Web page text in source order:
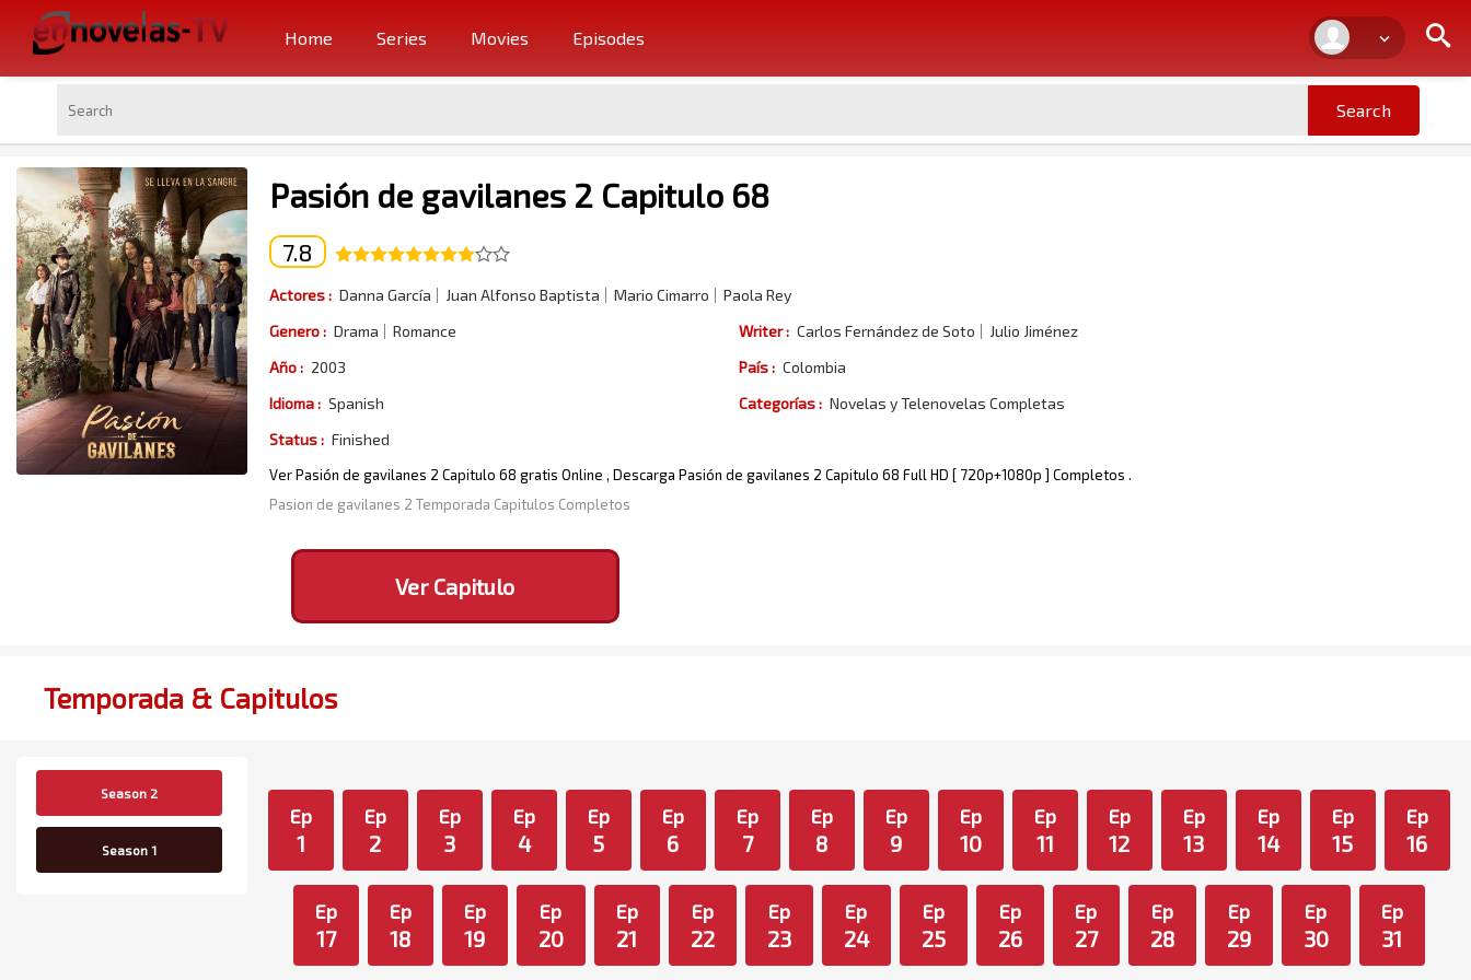
Home Series Movies Episodes
Pasión de gavilanes 2 Capitulo 68
7.8
Actores : Danna García Juan Alfonso Baptista Mario Cimarro
Paola Rey
Genero : Drama Romance Writer : Carlos Fernández de Soto
Julio Jiménez
Año : 2003 País : Colombia
Idioma : Spanish Categorías : Novelas y Telenovelas Completas
Status : Finished
Ver Pasión de gavilanes 2 Capitulo 68 gratis Online , Descarga Pasión de gavilanes 2 Capitulo 68 Full HD [ 720p+1080p ] Completos .
Pasion de gavilanes 2 Temporada Capitulos Completos
Ver Capitulo
Temporada & Capitulos
Season 2
Season 1
Ep
1
Ep
2
Ep
3
Ep
4
Ep
5
Ep
6
Ep
7
Ep
8
Ep
9
Ep
10
Ep
11
Ep
12
Ep
13
Ep
14
Ep
15
Ep
16
Ep
17
Ep
18
Ep
19
Ep
20
Ep
21
Ep
22
Ep
23
Ep
24
Ep
25
Ep
26
Ep
27
Ep
28
Ep
29
Ep
30
Ep
31